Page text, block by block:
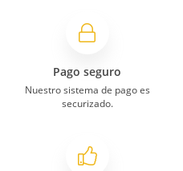
Pago seguro
Nuestro sistema de pago es
securizado.